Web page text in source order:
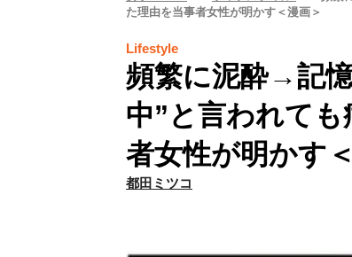
た理由を当事者女性が明かす＜漫画＞
Lifestyle
頻繁に泥酔→記
中”と言われて
者女性が明かす
都田ミツコ